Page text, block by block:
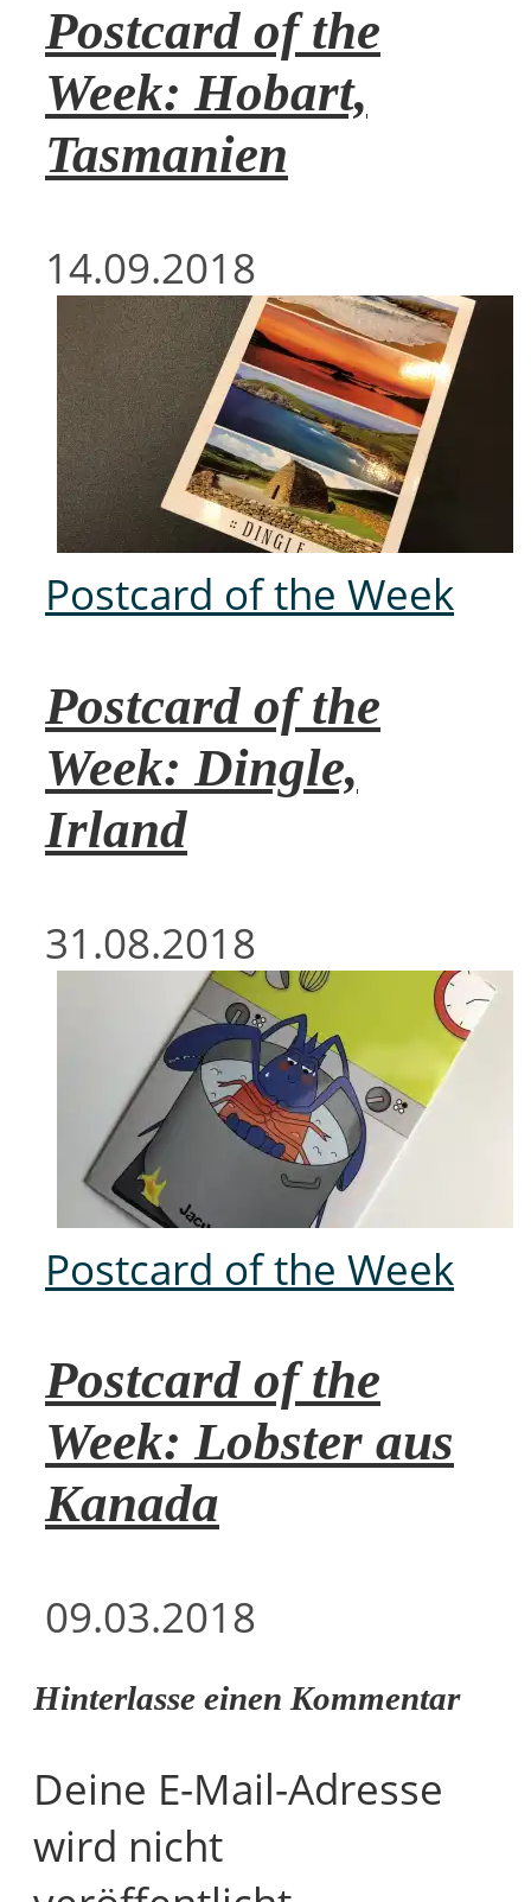
Postcard of the
Week: Hobart,
Tasmanien
14.09.2018
Postcard of the Week
Postcard of the
Week: Dingle,
Irland
31.08.2018
Postcard of the Week
Postcard of the
Week: Lobster aus
Kanada
09.03.2018
Hinterlasse einen Kommentar
Deine E-Mail-Adresse
wird nicht